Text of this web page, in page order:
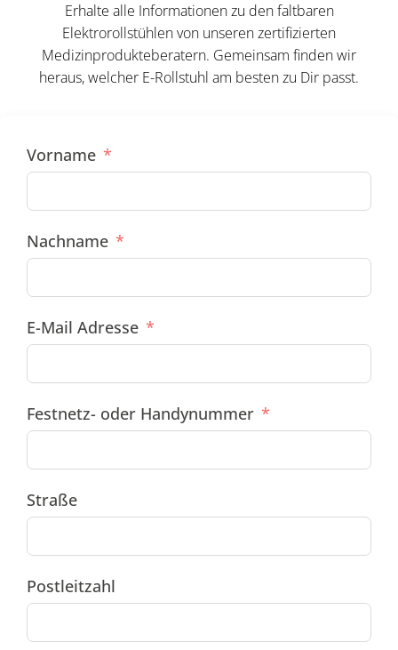
Erhalte alle Informationen zu den faltbaren
Elektrorollstühlen von unseren zertifizierten
Medizinprodukteberatern. Gemeinsam finden wir
heraus, welcher E-Rollstuhl am besten zu Dir passt.
Vorname
Nachname
E-Mail Adresse
Festnetz- oder Handynummer
Straße
Postleitzahl